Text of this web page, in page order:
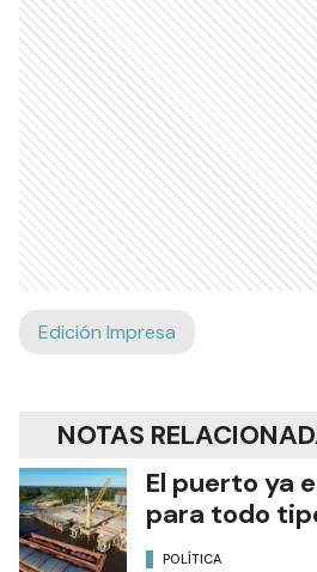
Edición Impresa
NOTAS
El puerto ya
para todo
POLÍTICA